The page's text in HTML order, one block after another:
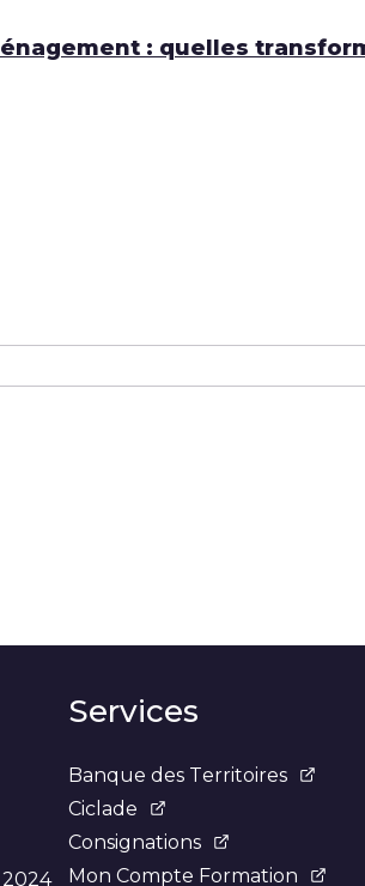
: quelles
Courriel
Services
Banque des Territoires
Ciclade
Consignations
Mon Compte Formation